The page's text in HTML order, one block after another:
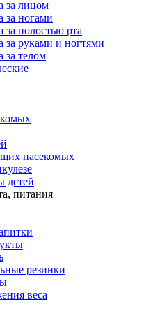
за лицом
за ногами
за полостью рта
за руками и ногтями
за телом
насекомых
детей
питания
резинки
веса